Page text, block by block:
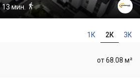
мин. 
1К 2К 3К
от 68.08 м²